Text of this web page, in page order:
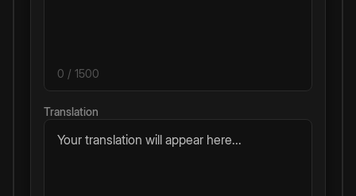
0 / 1500
Translation
Your translation will appear here...